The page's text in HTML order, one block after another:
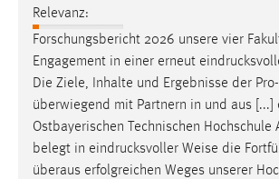
Relevanz:
Forschungsbericht 2026 unsere vier
Engagement in einer erneut
Die Ziele, Inhalte und Ergebnisse der
überwiegend mit Partnern in und aus
Ostbayerischen Technischen Hochschule
belegt in eindrucksvoller Weise die
überaus erfolgreichen Weges unserer